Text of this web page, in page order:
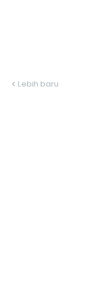
Lebih baru